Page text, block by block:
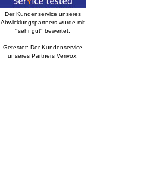
Der Kundenservice unseres
Abwicklungspartners wurde mit
"sehr gut" bewertet.
Getestet: Der Kundenservice
unseres Partners Verivox.